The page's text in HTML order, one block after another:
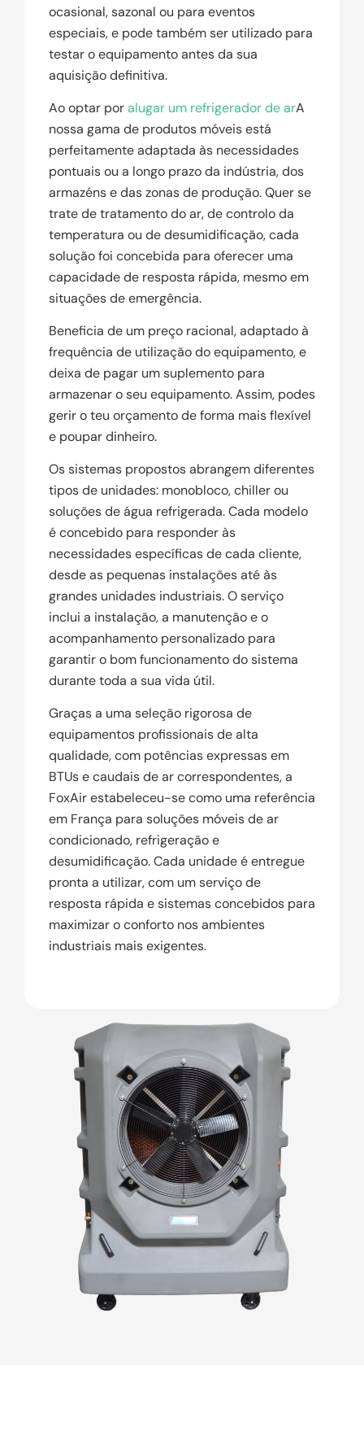
ocasional, sazonal ou para eventos
especiais, e pode também ser utilizado para
testar o equipamento antes da sua
aquisição definitiva.
Ao optar poralugar um refrigerador de arA
nossa gama de produtos móveis está
perfeitamente adaptada às necessidades
pontuais ou a longo prazo da indústria, dos
armazéns e das zonas de produção. Quer se
trate de tratamento do ar, de controlo da
temperatura ou de desumidificação, cada
solução foi concebida para oferecer uma
capacidade de resposta rápida, mesmo em
situações de emergência.
Beneficia de um preço racional, adaptado à
frequência de utilização do equipamento, e
deixa de pagar um suplemento para
armazenar o seu equipamento. Assim, podes
gerir o teu orçamento de forma mais flexível
e poupar dinheiro.
Os sistemas propostos abrangem diferentes
tipos de unidades: monobloco, chiller ou
soluções de água refrigerada. Cada modelo
é concebido para responder às
necessidades específicas de cada cliente,
desde as pequenas instalações até às
grandes unidades industriais. O serviço
inclui a instalação, a manutenção e o
acompanhamento personalizado para
garantir o bom funcionamento do sistema
durante toda a sua vida útil.
Graças a uma seleção rigorosa de
equipamentos profissionais de alta
qualidade, com potências expressas em
BTUs e caudais de ar correspondentes, a
FoxAir estabeleceu-se como uma referência
em França para soluções móveis de ar
condicionado, refrigeração e
desumidificação. Cada unidade é entregue
pronta a utilizar, com um serviço de
resposta rápida e sistemas concebidos para
maximizar o conforto nos ambientes
industriais mais exigentes.